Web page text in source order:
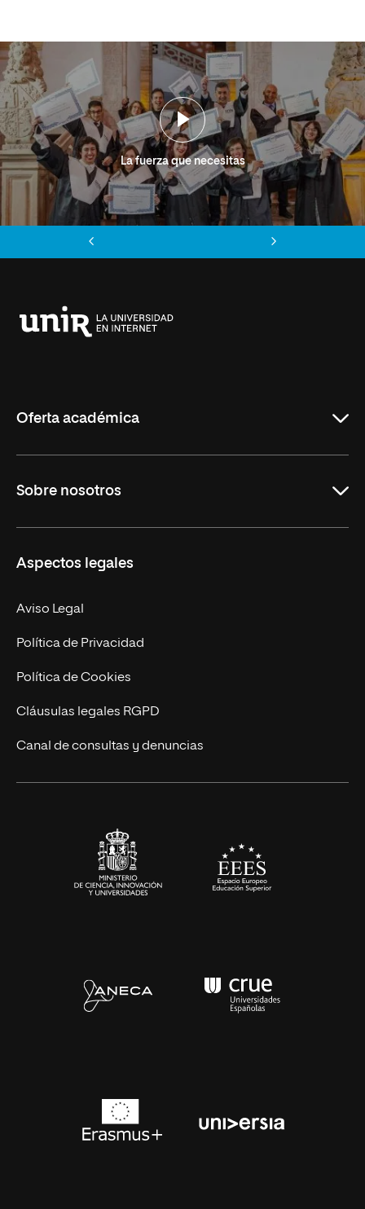
La fuerza que necesitas
Oferta académica
Másteres Oficiales
Doctorados
Experto Universitario
Postgrados
Cursos Universitarios
Sobre nosotros
Facultades
Nuestro Equipo
Trabaja en UNIR
Actualidad
UNIR Revista
Eventos
Aspectos legales
Aviso Legal
Política de Privacidad
Política de Cookies
Cláusulas legales RGPD
Canal de consultas y denuncias